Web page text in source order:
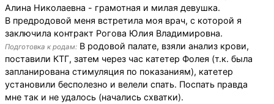
Алина Николаевна - грамотная и милая девушка.
В предродовой меня встретила моя врач, с которой я
заключила контракт Рогова Юлия Владимировна.
Подготовка к родам: В родовой палате, взяли анализ крови,
поставили КТГ, затем через час катетер Фолея (т.к. была
запланирована стимуляция по показаниям), катетер
установили бесполезно и велели спать. Поспать правда
мне так и не удалось (начались схватки).